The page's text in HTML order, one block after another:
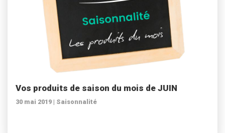
Vos produits de saison du mois de JUIN
30 mai 2019 | Saisonnalité